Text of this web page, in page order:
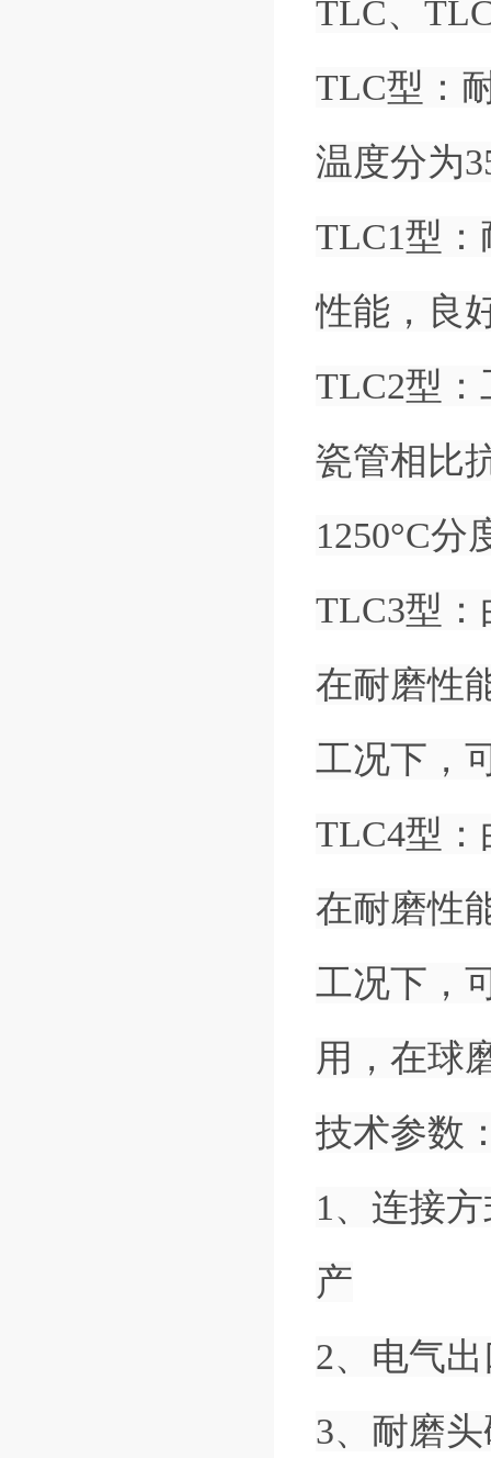
TLC、
TLC型：
温度分为
TLC1型
性能，良
TLC2型：
瓷管相比
1250°C分
TLC3型
在耐磨性
工况下，
TLC4型
在耐磨性
工况下，
用，在球
技术参数
1、连接
产
2、电气
3、耐磨